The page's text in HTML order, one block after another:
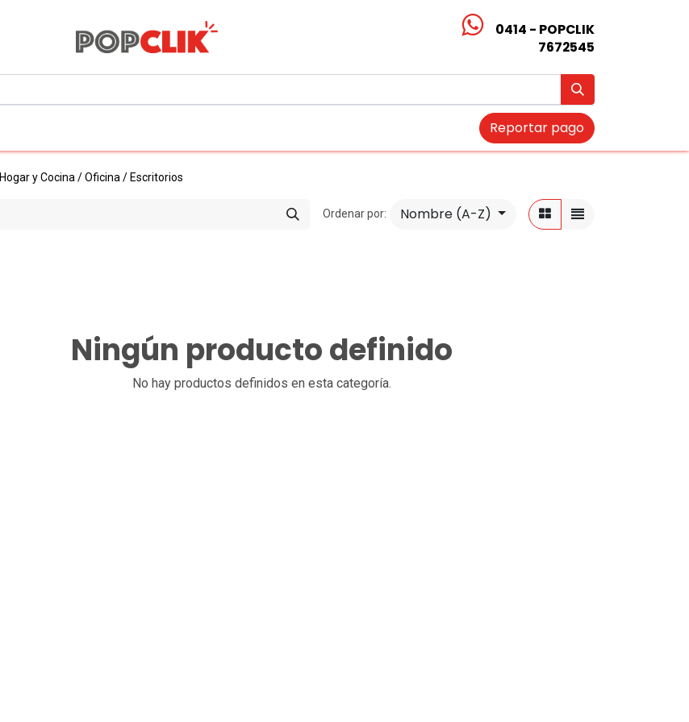
0414 - POPCLIK
7672545
Reportar pago
Hogar y Cocina / Oficina / Escritorios
Ordenar por: Nombre (A-Z)
Ningún producto definido
No hay productos definidos en esta categoría.